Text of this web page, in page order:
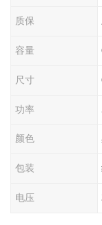
质保
容量
尺寸
功率
颜色
包装
电压